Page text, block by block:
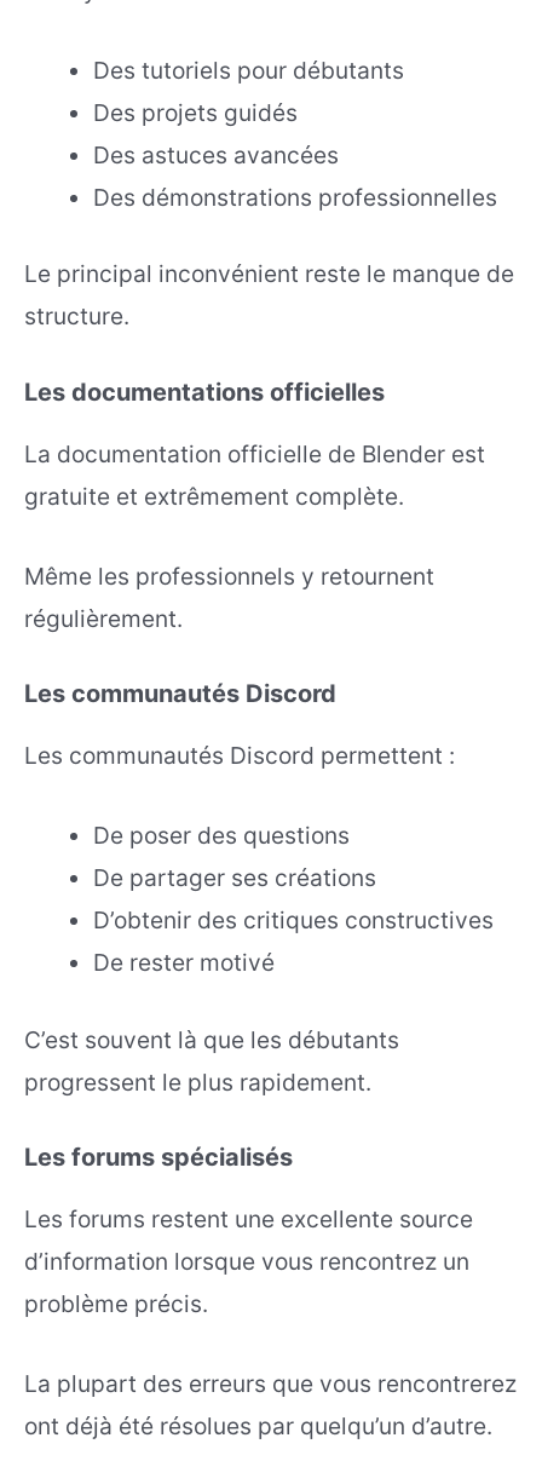
Des tutoriels pour débutants
Des projets guidés
Des astuces avancées
Des démonstrations professionnelles
Le principal inconvénient reste le manque de
structure.
Les documentations officielles
La documentation officielle de Blender est
gratuite et extrêmement complète.
Même les professionnels y retournent
régulièrement.
Les communautés Discord
Les communautés Discord permettent :
De poser des questions
De partager ses créations
D’obtenir des critiques constructives
De rester motivé
C’est souvent là que les débutants
progressent le plus rapidement.
Les forums spécialisés
Les forums restent une excellente source
d’information lorsque vous rencontrez un
problème précis.
La plupart des erreurs que vous rencontrerez
ont déjà été résolues par quelqu’un d’autre.